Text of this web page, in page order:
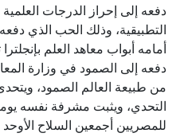
دفعه إلى إحراز الدرجات
التطبيقية، وذلك الحب الذي
أمامه أبواب معاهد العلم
دفعه إلى الصمود في وزارة
من طبيعة العالم الصمود،
التحدي، ويثبت مشرفة نفسه
للمصريين أجمعين السلاح